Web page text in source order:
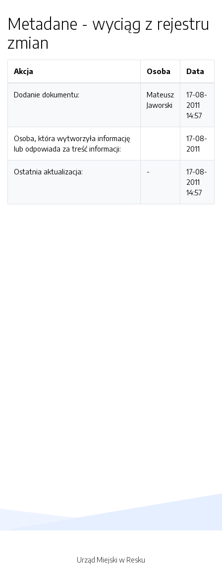
Metadane - wyciąg z rejestru
zmian
Akcja Osoba Data
Dodanie dokumentu:
Mateusz
Jaworski
17-08-
2011
14:57
Osoba, która wytworzyła informację
lub odpowiada za treść informacji:
17-08-
2011
Ostatnia aktualizacja: -
17-08-
2011
14:57
Urząd Miejski w Resku